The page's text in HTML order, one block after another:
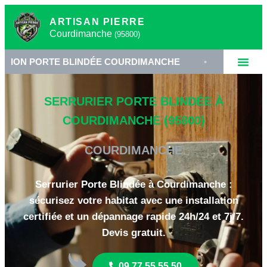
ARTISAN PIERRE
Courdimanche (95800)
BLINDÉE COURDIMANCHE • SERRURIER 95800
SERRURIER PORTE BLINDÉE À
COURDIMANCHE (95800)
COURDIMANCHE
Serrurier Porte Blindée à Courdimanche :
sécurisez votre habitat avec une installation
certifiée et un dépannage rapide 24h/24 et 7j/7.
Devis gratuit.